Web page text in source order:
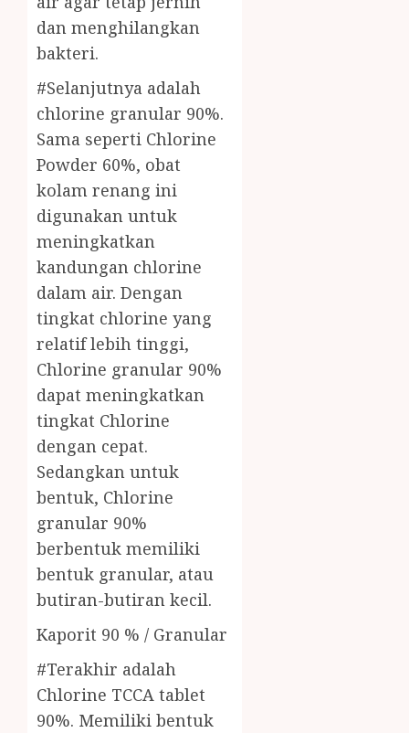
dan menghilangkan
bakteri.
#Selanjutnya adalah
chlorine granular 90%.
Sama seperti Chlorine
Powder 60%, obat
kolam renang ini
digunakan untuk
meningkatkan
kandungan chlorine
dalam air. Dengan
tingkat chlorine yang
relatif lebih tinggi,
Chlorine granular 90%
dapat meningkatkan
tingkat Chlorine
dengan cepat.
Sedangkan untuk
bentuk, Chlorine
granular 90%
berbentuk memiliki
bentuk granular, atau
butiran-butiran kecil.
Kaporit 90 % / Granular
#Terakhir adalah
Chlorine TCCA tablet
90%. Memiliki bentuk